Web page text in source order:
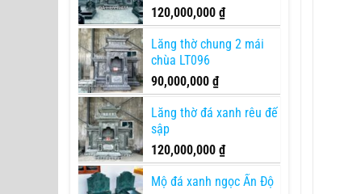
120,000,000 ₫
Lăng thờ chung 2 mái
chùa LT096
90,000,000 ₫
Lăng thờ đá xanh rêu đế
sập
120,000,000 ₫
Mộ đá xanh ngọc Ấn Độ